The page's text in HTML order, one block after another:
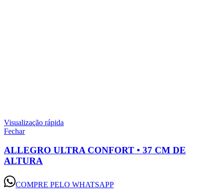
Visualização rápida
Fechar
ALLEGRO ULTRA CONFORT • 37 CM DE
ALTURA
COMPRE PELO WHATSAPP